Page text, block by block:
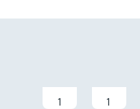
1 1